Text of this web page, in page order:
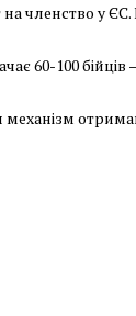
членство у
60-100 бійців
механізм